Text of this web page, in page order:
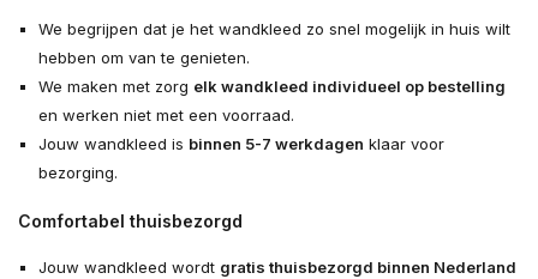
We begrijpen dat je het wandkleed zo snel mogelijk in huis wilt
hebben om van te genieten.
We maken met zorg elk wandkleed individueel op bestelling
en werken niet met een voorraad.
Jouw wandkleed is binnen 5-7 werkdagen klaar voor
bezorging.
Comfortabel thuisbezorgd
Jouw wandkleed wordt gratis thuisbezorgd binnen Nederland